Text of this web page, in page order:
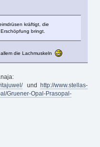
kräftigt, die
bringt.
die Lachmuskeln
und http://www.stellas-
Gruener-Opal-Prasopal-